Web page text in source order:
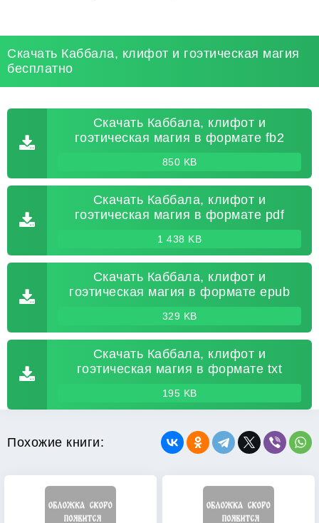
Скачать Каббала, клифот и гоэтическая магия
бесплатно
Скачать Каббала, клифот и
гоэтическая магия в формате fb2
850 KB
Скачать Каббала, клифот и
гоэтическая магия в формате pdf
1 438 KB
Скачать Каббала, клифот и
гоэтическая магия в формате epub
329 KB
Скачать Каббала, клифот и
гоэтическая магия в формате txt
195 KB
Похожие книги: